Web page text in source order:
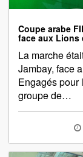
Coupe arabe
face aux Lions
La marche
Jambay, face
Engagés pour
groupe de…